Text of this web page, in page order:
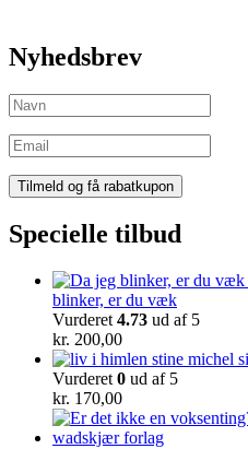
Nyhedsbrev
Specielle tilbud
blinker, er du væk
Vurderet 4.73 ud af 5
kr. 200,00
Vurderet 0 ud af 5
kr. 170,00